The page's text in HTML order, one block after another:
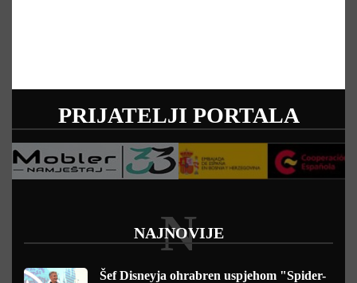
PRIJATELJI PORTALA
NAJNOVIJE
N
Šef Disneyja ohrabren uspjehom "Spider-